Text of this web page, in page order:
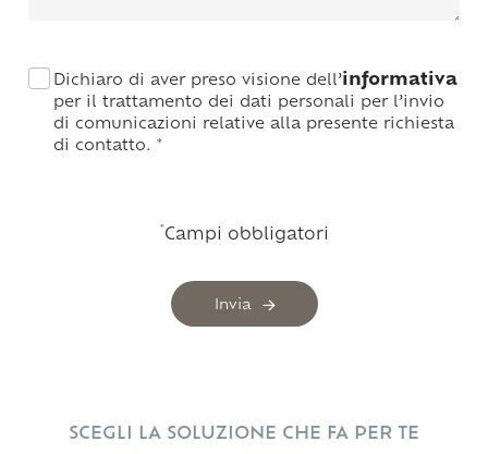
Dichiaro di aver preso visione dell’informativa
per il trattamento dei dati personali per l’invio
di comunicazioni relative alla presente richiesta
di contatto. *
* Campi obbligatori
Invia
SCEGLI LA SOLUZIONE CHE FA PER TE